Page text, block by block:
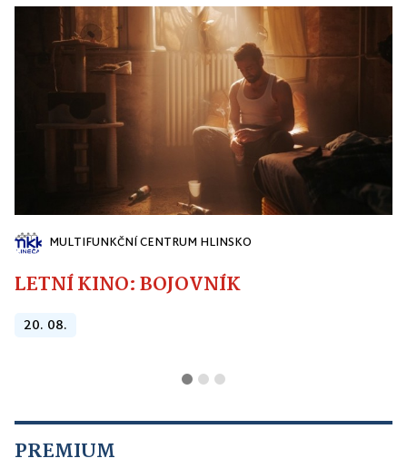
MULTIFUNKČNÍ CENTRUM HLINSKO
LETNÍ KINO: BOJOVNÍK
20. 08.
PREMIUM